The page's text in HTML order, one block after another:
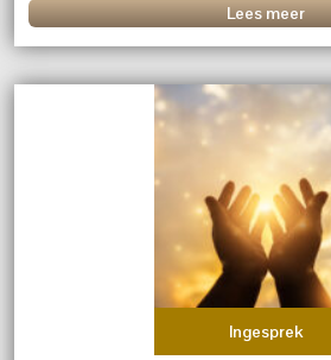
Lees meer
Ingesprek